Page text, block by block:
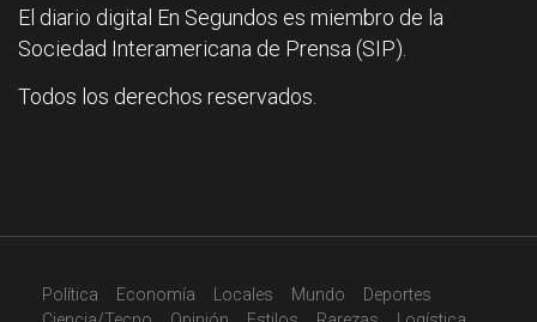
El diario digital En Segundos es miembro de la
Sociedad Interamericana de Prensa (SIP).
Todos los derechos reservados.
Política Economía Locales Mundo
Deportes